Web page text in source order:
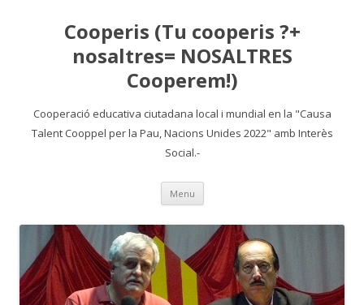
Cooperis (Tu cooperis ?+
nosaltres= NOSALTRES
Cooperem!)
Cooperació educativa ciutadana local i mundial en la "Causa
Talent Cooppel per la Pau, Nacions Unides 2022" amb Interès
Social.-
Menu Skip
content